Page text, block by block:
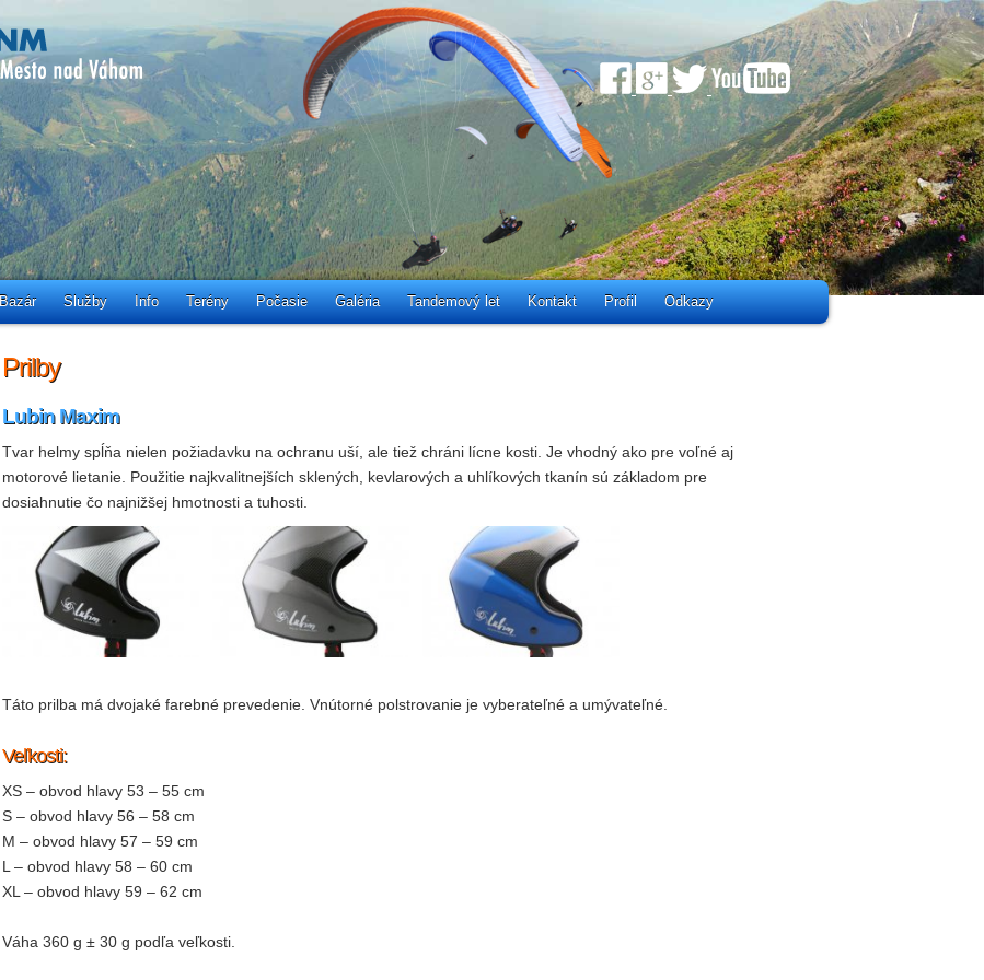
Bazár Služby Info Terény Počasie Galéria Tandemový let Kontakt Profil Odkazy
Prilby
Lubin Maxim
Tvar helmy spĺňa nielen požiadavku na ochranu uší, ale tiež chráni lícne kosti. Je vhodný ako pre voľné aj
motorové lietanie. Použitie najkvalitnejších sklených, kevlarových a uhlíkových tkanín sú základom pre
dosiahnutie čo najnižšej hmotnosti a tuhosti.
Táto prilba má dvojaké farebné prevedenie. Vnútorné polstrovanie je vyberateľné a umývateľné.
Veľkosti:
XS – obvod hlavy 53 – 55 cm
S – obvod hlavy 56 – 58 cm
M – obvod hlavy 57 – 59 cm
L – obvod hlavy 58 – 60 cm
XL – obvod hlavy 59 – 62 cm
Váha 360 g ± 30 g podľa veľkosti.